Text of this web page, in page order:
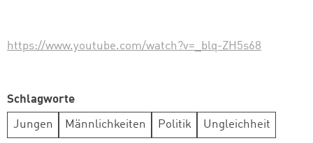
https://www.youtube.com/watch?v=_blq-ZH5s68
Schlagworte
Jungen Männlichkeiten Politik Ungleichheit